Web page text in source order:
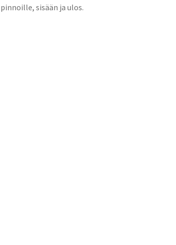
pinnoille, sisään ja ulos.